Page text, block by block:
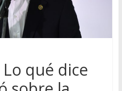
Lo qué dice